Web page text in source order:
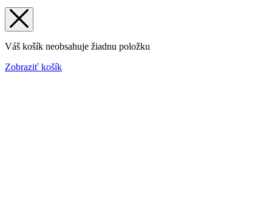
Váš košík neobsahuje žiadnu položku
Zobraziť košík